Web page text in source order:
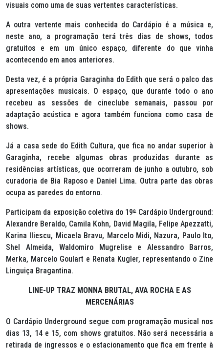
visuais como uma de suas vertentes características.
A outra vertente mais conhecida do Cardápio é a música e,
neste ano, a programação terá três dias de shows, todos
gratuitos e em um único espaço, diferente do que vinha
acontecendo em anos anteriores.
Desta vez, é a própria Garaginha do Edith que será o palco das
apresentações musicais. O espaço, que durante todo o ano
recebeu as sessões de cineclube semanais, passou por
adaptação acústica e agora também funciona como casa de
shows.
Já a casa sede do Edith Cultura, que fica no andar superior à
Garaginha, recebe algumas obras produzidas durante as
residências artísticas, que ocorreram de junho a outubro, sob
curadoria de Bia Raposo e Daniel Lima. Outra parte das obras
ocupa as paredes do entorno.
Participam da exposição coletiva do 19ºCardápio Underground:
Alexandre Beraldo, Camila Kohn, David Magila, Felipe Apezzatti,
Karina Iliescu, Micaela Bravu, Marcelo Midi, Nazura, Paulo Ito,
Shel Almeida, Waldomiro Mugrelise e Alessandro Barros,
Merka, Marcelo Goulart e Renata Kugler, representando o Zine
Linguiça Bragantina.
LINE-UP TRAZ MONNA BRUTAL, AVA ROCHA E AS
MERCENÁRIAS
O Cardápio Underground segue com programação musical nos
dias 13, 14 e 15, com shows gratuitos. Não será necessária a
retirada de ingressos e o estacionamento que fica em frente à